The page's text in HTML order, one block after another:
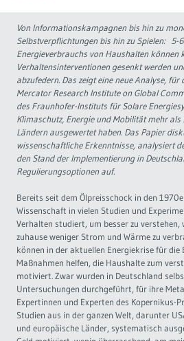
Von Informationskampagnen bis hin zu
Selbstverpflichtungen bis hin zu Spielen: 5-
Energieverbrauchs von Haushalten
Verhaltensinterventionen gesenkt werden
abzufedern. Das zeigt eine neue Analyse,
Mercator Research Institute on Global
des Fraunhofer-Instituts für Solare
Klimaschutz, Energie und Mobilität mehr
Ländern ausgewertet haben. Das Papier
wissenschaftliche Erkenntnisse, analysiert
den Stand der Implementierung in
Regulierungsoptionen auf.
Bereits seit dem Ölpreisschock in den
Wissenschaft in vielen Studien und
Verhalten studiert, um besser zu verstehen,
zuhause weniger Strom und Wärme zu
können in der aktuellen Energiekrise für die
Maßnahmen helfen, die Haushalte zum
motiviert. Zwar wurden in Deutschland
Untersuchungen durchgeführt, für ihre
Expertinnen und Experten des Kopernikus-
Studien aus in der ganzen Welt, darunter
und europäische Länder, systematisch
Industriewende
Wasserstoff
Governance
Europa & Green Deal
Themen Übersicht
Lern- und Explorationsmodule
Ariadne-Pathfinder
Soziales Nachhaltigkeitsbarometer